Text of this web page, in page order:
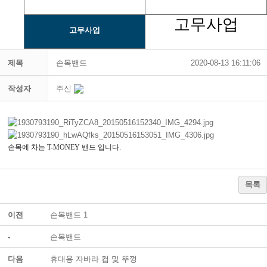
고무사업 고무사업
제목 손목밴드 2020-08-13 16:11:06
작성자 주신
손목에 차는 T-MONEY 밴드 입니다.
목록
이전 손목밴드 1
- 손목밴드
다음 휴대용 자바라 컵 및 뚜껑